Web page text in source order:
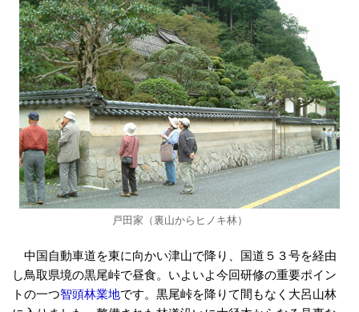
戸田家（裏山からヒノキ林）
中国自動車道を東に向かい津山で降り、国道５３号を経由
し鳥取県境の黒尾峠で昼食。いよいよ今回研修の重要ポイン
トの一つ智頭林業地です。黒尾峠を降りて間もなく大呂山林